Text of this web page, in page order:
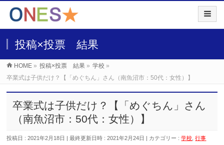
投稿×投票 結果
HOME » 投稿×投票 結果 » 学校 »
卒業式は子供だけ？【「めぐちん」さん（南魚沼市：50代：女性）】
卒業式は子供だけ？【「めぐちん」さん
（南魚沼市：50代：女性）】
投稿日 : 2021年2月18日 最終更新日時 : 2021年2月24日 カテゴリー :学校 ,行事